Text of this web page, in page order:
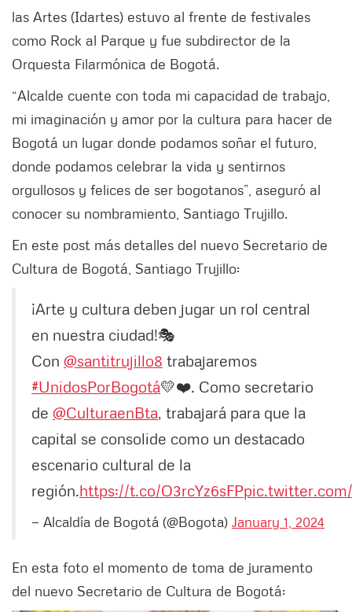
las Artes (Idartes) estuvo al frente de festivales
como Rock al Parque y fue subdirector de la
Orquesta Filarmónica de Bogotá.
“Alcalde cuente con toda mi capacidad de trabajo,
mi imaginación y amor por la cultura para hacer de
Bogotá un lugar donde podamos soñar el futuro,
donde podamos celebrar la vida y sentirnos
orgullosos y felices de ser bogotanos”, aseguró al
conocer su nombramiento, Santiago Trujillo.
En este post más detalles del nuevo Secretario de
Cultura de Bogotá, Santiago Trujillo:
¡Arte y cultura deben jugar un rol central
en nuestra ciudad!🎭
Con @santitrujillo8 trabajaremos
#UnidosPorBogotá💛❤️. Como secretario
de @CulturaenBta, trabajará para que la
capital se consolide como un destacado
escenario cultural de la
región.https://t.co/O3rcYz6sFP
— Alcaldía de Bogotá (@Bogota) January 1, 2024
En esta foto el momento de toma de juramento
del nuevo Secretario de Cultura de Bogotá: